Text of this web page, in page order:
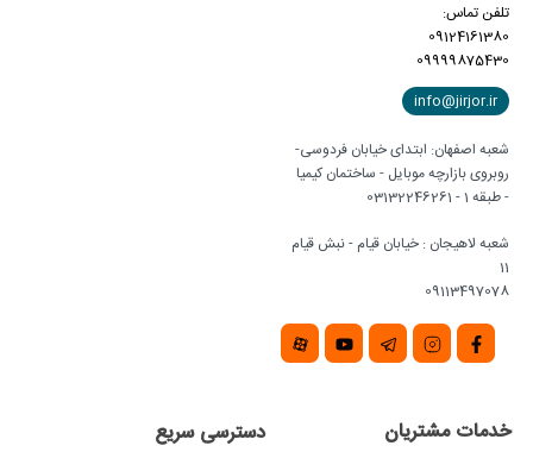
تلفن تماس:
09124161380
09999875430
info@jirjor.ir
شعبه اصفهان: ابتدای خیابان فردوسی-
روبروی بازارچه موبایل - ساختمان کیمیا
- طبقه 1 - 03132246261
شعبه لاهیجان : خیابان قیام - نبش قیام
11
09113497078
خدمات مشتریان
دسترسی سریع